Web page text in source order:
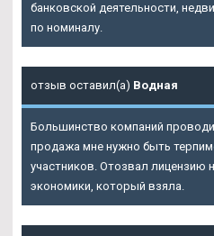
банковской деятельности,
по номиналу.
отзыв оставил(а) Водная
Большинство компаний
продажа мне нужно быть
участников. Отозвал лицензию
экономики, который взяла.